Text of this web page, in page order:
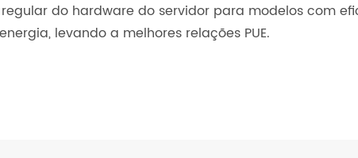
do hardware do servidor para modelos com
levando a melhores relações PUE.